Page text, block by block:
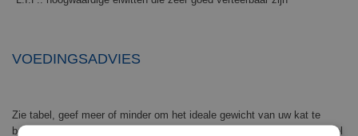
VOEDINGSADVIES
Zie tabel, geef meer of minder om het ideale gewicht van uw kat te
behouden. Raadpleeg bij twijfel de deskundige verkopers in onze winkel